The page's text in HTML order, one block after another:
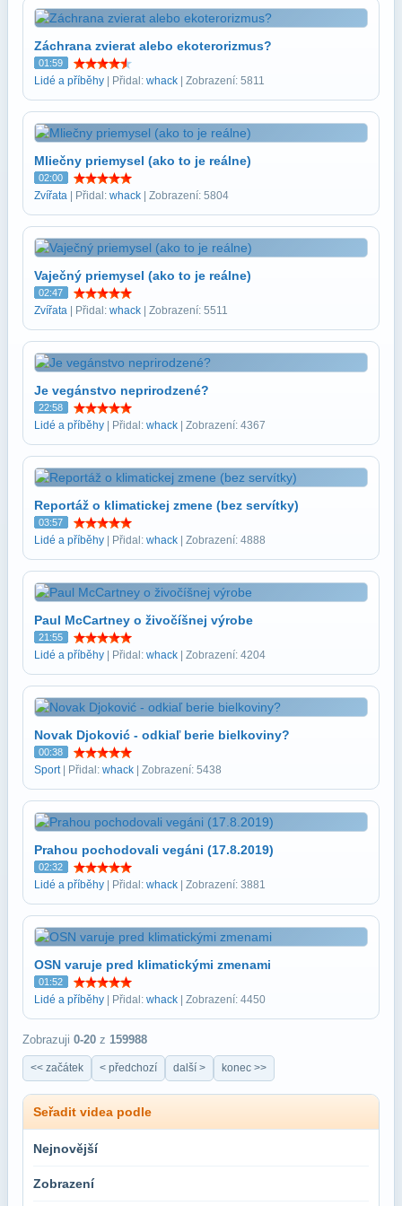
Záchrana zvierat alebo ekoterorizmus?
01:59
Lidé a příběhy | Přidal: whack | Zobrazení: 5811
Mliečny priemysel (ako to je reálne)
02:00
Zvířata | Přidal: whack | Zobrazení: 5804
Vaječný priemysel (ako to je reálne)
02:47
Zvířata | Přidal: whack | Zobrazení: 5511
Je vegánstvo neprirodzené?
22:58
Lidé a příběhy | Přidal: whack | Zobrazení: 4367
Reportáž o klimatickej zmene (bez servítky)
03:57
Lidé a příběhy | Přidal: whack | Zobrazení: 4888
Paul McCartney o živočíšnej výrobe
21:55
Lidé a příběhy | Přidal: whack | Zobrazení: 4204
Novak Djoković - odkiaľ berie bielkoviny?
00:38
Sport| Přidal: whack | Zobrazení: 5438
Prahou pochodovali vegáni (17.8.2019)
02:32
Lidé a příběhy | Přidal: whack | Zobrazení: 3881
OSN varuje pred klimatickými zmenami
01:52
Lidé a příběhy | Přidal: whack | Zobrazení: 4450
Zobrazuji 0-20 z 159988
<< začátek < předchozí další > konec >>
Seřadit videa podle
Nejnovější
Zobrazení